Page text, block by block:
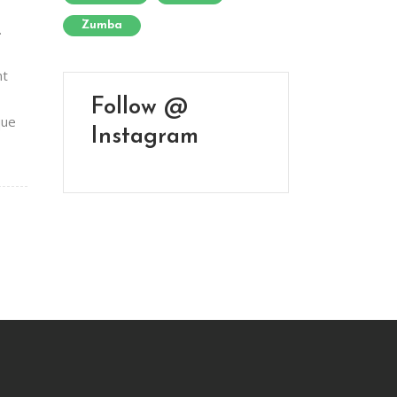
Zumba
Follow @
Instagram